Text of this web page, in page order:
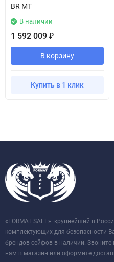
BR MT
В наличии
1 592 009 ₽
В корзину
Купить в 1 клик
«FORMAT SAFE»: крупнейший в
комплектующих для безопасности
брендов сейфов в наличии. Звоните
нам в магазин или оформите